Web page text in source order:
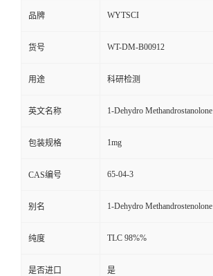
品牌 WYTSCI
货号 WT-DM-B00912
用途 科研检测
英文名称 1-Dehydro Methandrostanolone
包装规格 1mg
CAS编号 65-04-3
别名 1-Dehydro Methandrostenolone
纯度 TLC 98%%
是否进口 是